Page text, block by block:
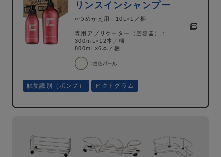
リンスインシャンプー
○つめかえ用：10L×1／梱
専用アプリケーター（空容器）：
300ｍL×12本／梱
800mL×6本／梱
触覚識別（ポンプ） ピクトグラム